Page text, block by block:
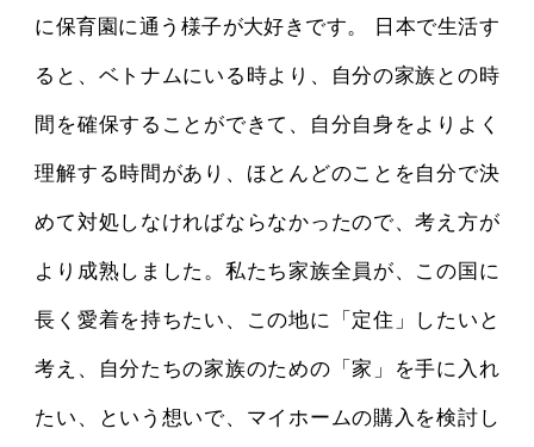
に保育園に通う様子が大好きです。 日本で生活す
ると、ベトナムにいる時より、自分の家族との時
間を確保することができて、自分自身をよりよく
理解する時間があり、ほとんどのことを自分で決
めて対処しなければならなかったので、考え方が
より成熟しました。私たち家族全員が、この国に
長く愛着を持ちたい、この地に「定住」したいと
考え、自分たちの家族のための「家」を手に入れ
たい、という想いで、マイホームの購入を検討し